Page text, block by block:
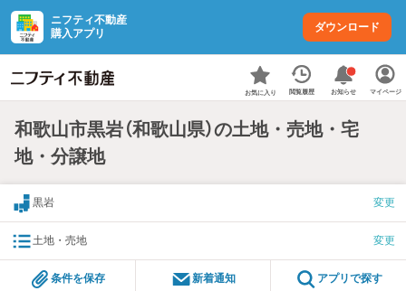
ニフティ不動産
購入アプリ
ダウンロード
お気に入り 閲覧履歴 お知らせ マイページ
和歌山市黒岩（和歌山県）の土地・売地・宅
地・分譲地
黒岩 変更
土地・売地 変更
条件を保存 新着通知 アプリで探す